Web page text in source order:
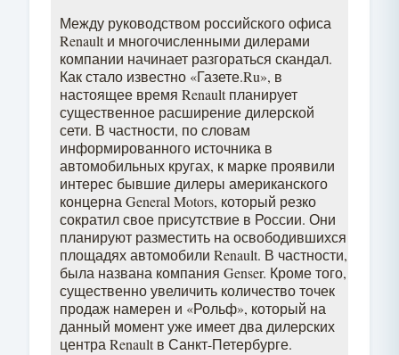
Между руководством российского офиса
Renault и многочисленными дилерами
компании начинает разгораться скандал.
Как стало известно «Газете.Ru», в
настоящее время Renault планирует
существенное расширение дилерской
сети. В частности, по словам
информированного источника в
автомобильных кругах, к марке проявили
интерес бывшие дилеры американского
концерна General Motors, который резко
сократил свое присутствие в России. Они
планируют разместить на освободившихся
площадях автомобили Renault. В частности,
была названа компания Genser. Кроме того,
существенно увеличить количество точек
продаж намерен и «Рольф», который на
данный момент уже имеет два дилерских
центра Renault в Санкт-Петербурге.